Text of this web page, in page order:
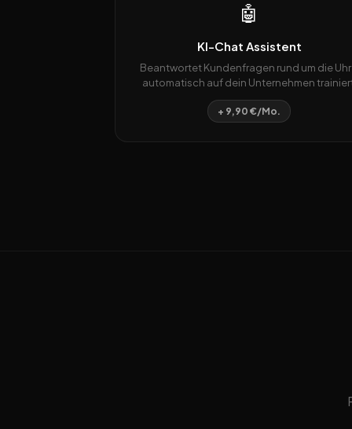
🤖
KI-Chat Assistent
Beantwortet Kundenfragen rund um die Uhr
automatisch auf dein Unternehmen
+ 9,90 €/Mo.